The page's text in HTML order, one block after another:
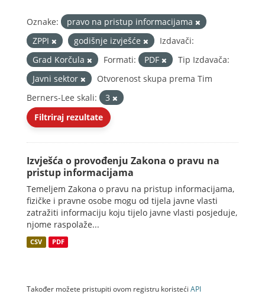
Oznake:
pravo na pristup informacijama
ZPPI
godišnje izvješće
Izdavači:
Grad Korčula
Formati: PDF
Tip Izdavača:
Javni sektor
Otvorenost skupa prema Tim
Berners-Lee skali:
3
Filtriraj rezultate
Izvješća o provođenju Zakona o pravu na
pristup informacijama
Temeljem Zakona o pravu na pristup informacijama,
fizičke i pravne osobe mogu od tijela javne vlasti
zatražiti informaciju koju tijelo javne vlasti posjeduje,
njome raspolaže...
CSV PDF
Također možete pristupiti ovom registru koristeći API